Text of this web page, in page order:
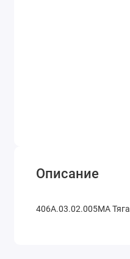
Описание
406А.03.02.005МА Тяга